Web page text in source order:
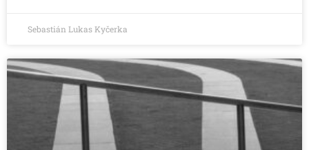
Sebastián Lukas Kyčerka